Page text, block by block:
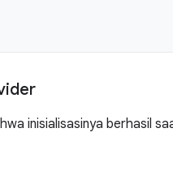
inisialisasinya berhasil